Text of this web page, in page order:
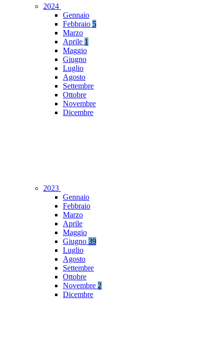
2024
Gennaio
Febbraio 5
Marzo
Aprile 1
Maggio
Giugno
Luglio
Agosto
Settembre
Ottobre
Novembre
Dicembre
2023
Gennaio
Febbraio
Marzo
Aprile
Maggio
Giugno 39
Luglio
Agosto
Settembre
Ottobre
Novembre 2
Dicembre